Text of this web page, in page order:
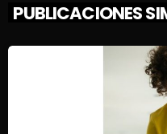
PUBLICACIONES